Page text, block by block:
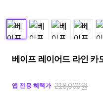
베이프 레이어드 라인 카
앱 전용 혜택가 218,000원